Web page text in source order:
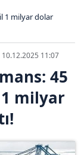
1 milyar dolar
11:07
45
milyar